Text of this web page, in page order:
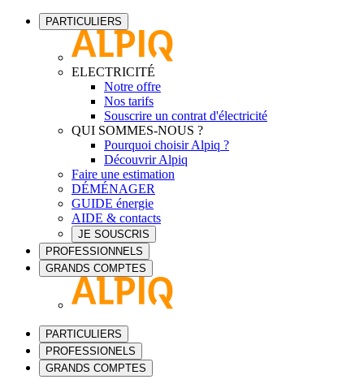
PARTICULIERS
ELECTRICITÉ
Notre offre
Nos tarifs
Souscrire un contrat d'électricité
QUI SOMMES-NOUS ?
Pourquoi choisir Alpiq ?
Découvrir Alpiq
Faire une estimation
DÉMÉNAGER
GUIDE énergie
AIDE & contacts
JE SOUSCRIS
PROFESSIONNELS
GRANDS COMPTES
PARTICULIERS
PROFESSIONELS
GRANDS COMPTES